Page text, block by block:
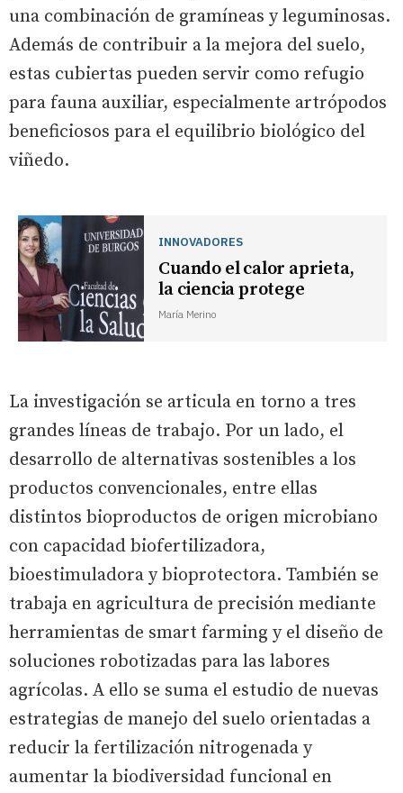
una combinación de gramíneas y leguminosas.
Además de contribuir a la mejora del suelo,
estas cubiertas pueden servir como refugio
para fauna auxiliar, especialmente artrópodos
beneficiosos para el equilibrio biológico del
viñedo.
INNOVADORES
Cuando el calor aprieta,
la ciencia protege
María Merino
La investigación se articula en torno a tres
grandes líneas de trabajo. Por un lado, el
desarrollo de alternativas sostenibles a los
productos convencionales, entre ellas
distintos bioproductos de origen microbiano
con capacidad biofertilizadora,
bioestimuladora y bioprotectora. También se
trabaja en agricultura de precisión mediante
herramientas de smart farming y el diseño de
soluciones robotizadas para las labores
agrícolas. A ello se suma el estudio de nuevas
estrategias de manejo del suelo orientadas a
reducir la fertilización nitrogenada y
aumentar la biodiversidad funcional en